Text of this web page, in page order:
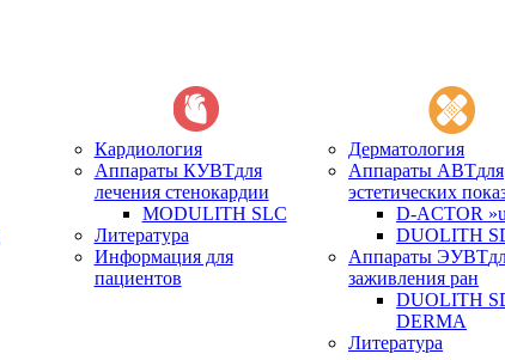
Кардиология
Аппараты КУВТдля
лечения стенокардии
MODULITH SLC
Литература
Информация для
пациентов
Дерматология
Аппараты АВТдля
эстетических
D-ACTOR
DUOLITH
Аппараты ЭУВТ
заживления ран
DUOLITH
DERMA
Литература